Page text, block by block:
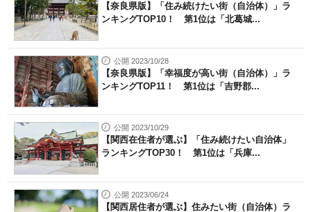
【奈良県版】「住み続けたい街（自治体）」ラ
ンキングTOP10！ 第1位は「北葛城...
公開 2023/10/28
【奈良県版】「幸福度が高い街（自治体）」ラ
ンキングTOP11！ 第1位は「吉野郡...
公開 2023/10/29
【関西在住者が選ぶ】「住み続けたい自治体」
ランキングTOP30！ 第1位は「兵庫...
公開 2023/06/24
【関西居住者が選ぶ】住みたい街（自治体）ラ